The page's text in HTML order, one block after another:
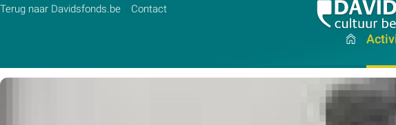
Terug naar Davidsfonds.be Contact